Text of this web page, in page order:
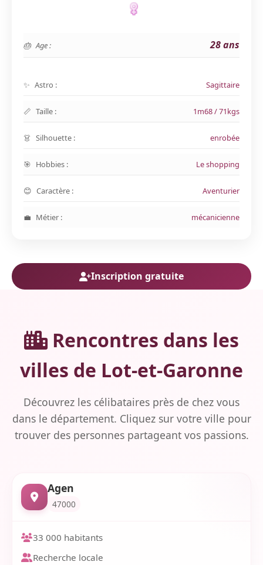
Age : 28 ans
Astro : Sagittaire
Taille : 1m68 / 71kgs
Silhouette : enrobée
Hobbies : Le shopping
Caractère : Aventurier
Métier : mécanicienne
Inscription gratuite
Rencontres dans les
villes de Lot-et-Garonne
Découvrez les célibataires près de chez vous
dans le département. Cliquez sur votre ville pour
trouver des personnes partageant vos passions.
Agen
47000
33 000 habitants
Recherche locale